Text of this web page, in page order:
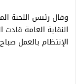
وقال رئيس اللجنة
النقابة العامة
الإنتظام بالعمل